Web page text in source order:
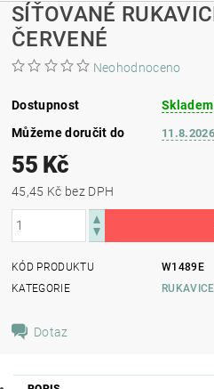
SÍŤOVANÉ
ČERVENÉ
Neohodnoceno
Dostupnost Skladem
Můžeme doručit do
11.8.2026
55 Kč
45,45 Kč bez DPH
KÓD PRODUKTU
W1489E
KATEGORIE
Dotaz